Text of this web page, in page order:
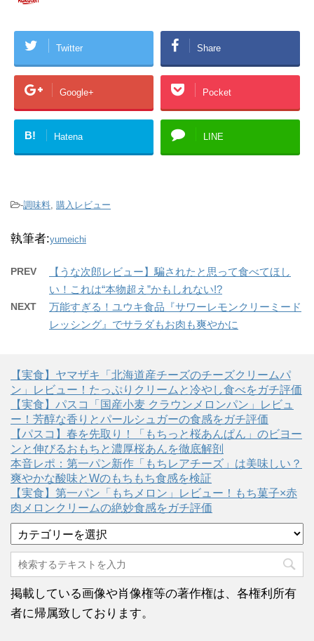
Twitter Share
Google+ Pocket
B! Hatena LINE
-調味料, 購入レビュー
執筆者:yumeichi
PREV
【うな次郎レビュー】騙されたと思って食べてほし
い！これは“本物超え”かもしれない!?
NEXT
万能すぎる！ユウキ食品『サワーレモンクリーミード
レッシング』でサラダもお肉も爽やかに
【実食】ヤマザキ「北海道産チーズのチーズクリームパ
ン」レビュー！たっぷりクリームと冷やし食べをガチ評価
【実食】パスコ「国産小麦 クラウンメロンパン」レビュ
ー！芳醇な香りとパールシュガーの食感をガチ評価
【パスコ】春を先取り！「もちっと桜あんぱん」のビヨー
ンと伸びるおもちと濃厚桜あんを徹底解剖
本音レポ：第一パン新作「もちレアチーズ」は美味しい？
爽やかな酸味とWのもちもち食感を検証
【実食】第一パン「もちメロン」レビュー！もち菓子×赤
肉メロンクリームの絶妙食感をガチ評価
テ
ゴ
リ
ー
掲載している画像や肖像権等の著作権は、各権利所有
者に帰属致しております。